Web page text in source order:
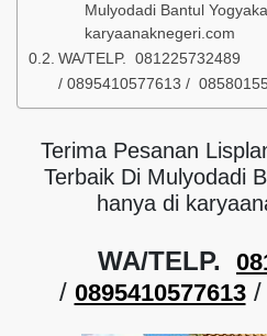
Mulyodadi Bantul
karyaanaknegeri.com
WA/TELP. 081225732489
/ 0895410577613 /
Terima Pesanan
Terbaik Di Mulyodadi
hanya di
WA/TELP.
/ 0895410577613/